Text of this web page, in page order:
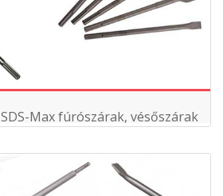
SDS-Max fúrószárak, vésőszárak